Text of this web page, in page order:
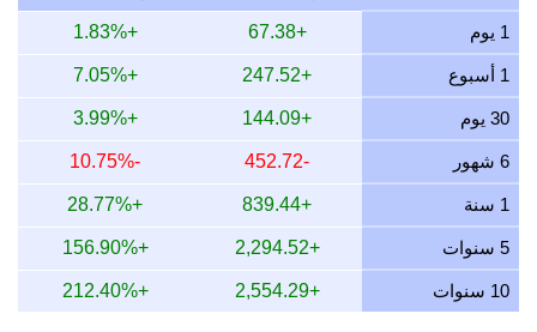
14 يوليو 2026 3,558.53
114.41
85.81
66.93
13 يوليو 2026 3,512.94
112.94
84.71
66.07
12 يوليو 2026 3,601.95
115.80
86.85
67.74
11 يوليو 2026 3,604.95
115.90
86.92
67.80
10 يوليو 2026 3,589.47
115.40
86.55
67.51
9 يوليو 2026 3,612.80
116.15
87.11
67.95
1 يوم +67.38
+1.83%
1 أسبوع +247.52
+7.05%
30 يوم +144.09
+3.99%
6 شهور -452.72
-10.75%
1 سنة +839.44
+28.77%
5 سنوات +2,294.52
+156.90%
10 سنوات +2,554.29
+212.40%